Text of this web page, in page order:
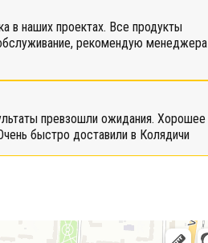
в наших проектах. Все продукты
рекомендую менеджера
превзошли ожидания. Хорошее
быстро доставили в Колядичи